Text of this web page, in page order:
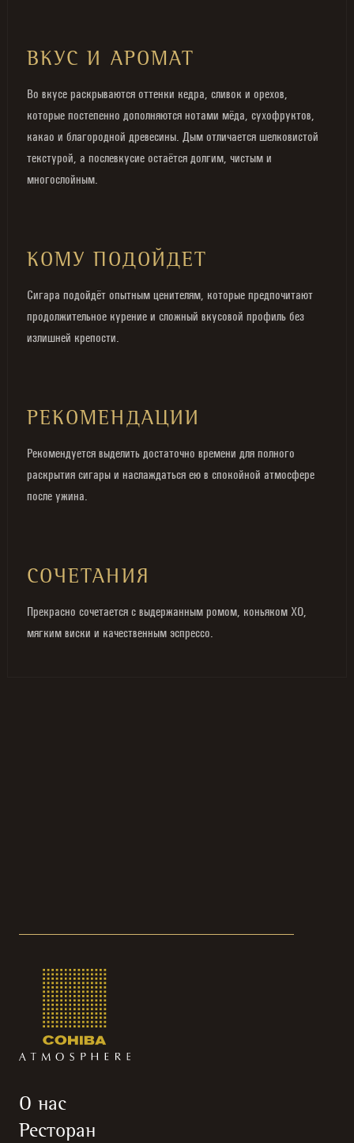
ВКУС И АРОМАТ
Во вкусе раскрываются оттенки кедра, сливок и орехов,
которые постепенно дополняются нотами мёда, сухофруктов,
какао и благородной древесины. Дым отличается шелковистой
текстурой, а послевкусие остаётся долгим, чистым и
многослойным.
КОМУ ПОДОЙДЕТ
Сигара подойдёт опытным ценителям, которые предпочитают
продолжительное курение и сложный вкусовой профиль без
излишней крепости.
РЕКОМЕНДАЦИИ
Рекомендуется выделить достаточно времени для полного
раскрытия сигары и наслаждаться ею в спокойной атмосфере
после ужина.
СОЧЕТАНИЯ
Прекрасно сочетается с выдержанным ромом, коньяком XO,
мягким виски и качественным эспрессо.
О нас
Ресторан